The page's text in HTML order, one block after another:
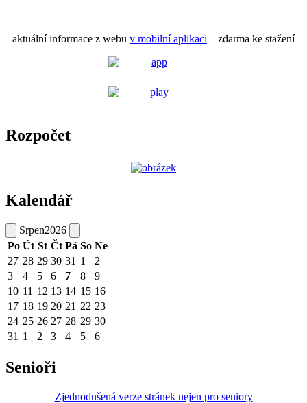
aktuální informace z webu v mobilní aplikaci – zdarma ke stažení
Rozpočet
Kalendář
Srpen2026
Po Út St Čt Pá So Ne
27 28 29 30 31 1
2
3
4 5 6 7 8
9
10 11 12 13 14 15 16
17 18 19 20 21 22 23
24 25 26 27 28 29 30
31 1 2 3 4 5 6
Senioři
Zjednodušená verze stránek nejen pro seniory